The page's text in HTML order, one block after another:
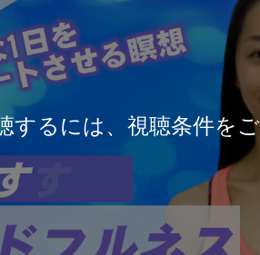
するには、視聴条件を